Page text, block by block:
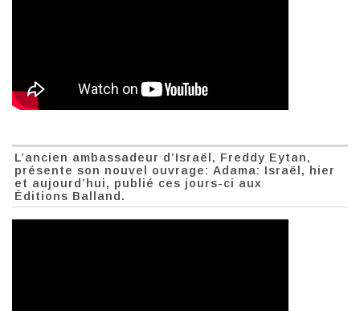
L’ancien ambassadeur d’Israël, Freddy Eytan,
présente son nouvel ouvrage: Adama: Israël, hier
et aujourd’hui, publié ces jours-ci aux
Éditions Balland.